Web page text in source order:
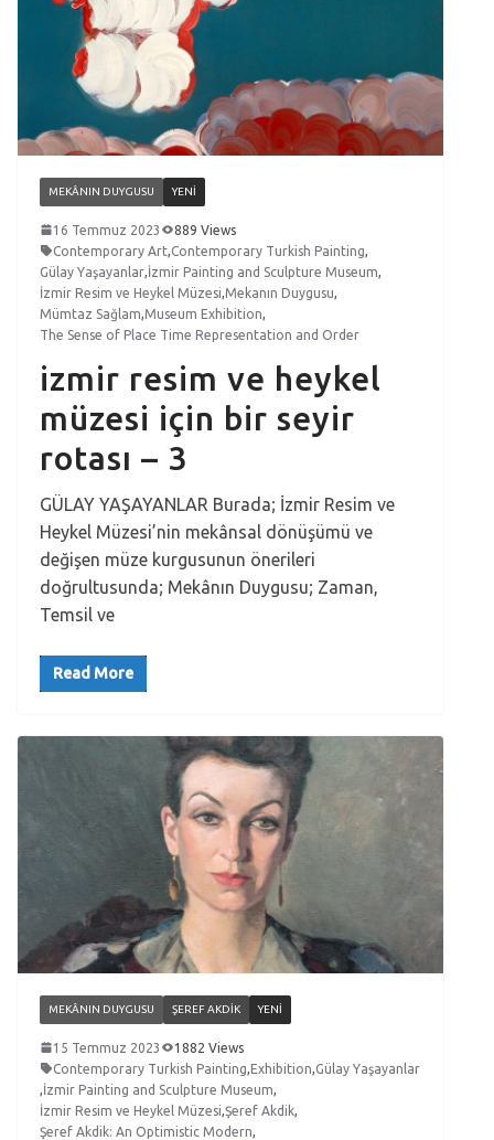
MEKÂNIN DUYGUSU YENI
16 Temmuz 2023
889 Views
Contemporary Art,Contemporary Turkish Painting,
Gülay Yaşayanlar,İzmir Painting and Sculpture Museum,
İzmir Resim ve Heykel Müzesi,Mekanın Duygusu,
Mümtaz Sağlam,Museum Exhibition,
The Sense of Place Time Representation and Order
izmir resim ve heykel
müzesi için bir seyir
rotası – 3
GÜLAY YAŞAYANLAR Burada; İzmir Resim ve
Heykel Müzesi’nin mekânsal dönüşümü ve
değişen müze kurgusunun önerileri
doğrultusunda; Mekânın Duygusu; Zaman,
Temsil ve
Read More
MEKÂNIN DUYGUSU ŞEREF AKDIK YENI
15 Temmuz 2023
1882 Views
Contemporary Turkish Painting Exhibition Gülay Yaşayanlar
İzmir Painting and Sculpture Museum
İzmir Resim ve Heykel Müzesi Şeref Akdik
Şeref Akdik: An Optimistic Modern